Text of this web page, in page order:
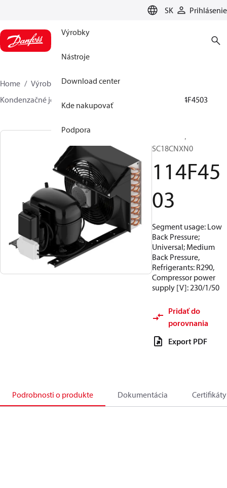
SK Prihlásenie
Výrobky
Nástroje
Download center
Kde nakupovať
Podpora
Home Výrobky
Climate Solutions pre chladenie
Kondenzačné jednotky
Optyma™ 114F4503
Optyma™,
SC18CNXN0
114F45
03
Segment usage: Low
Back Pressure;
Universal; Medium
Back Pressure,
Refrigerants: R290,
Compressor power
supply [V]: 230/1/50
Pridať do
porovnania
Export PDF
Podrobnosti o produkte Dokumentácia Certifikáty